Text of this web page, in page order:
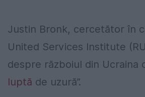
Justin Bronk, cercetător în
United Services Institute
despre războiul din Ucraina
luptă de uzură”.